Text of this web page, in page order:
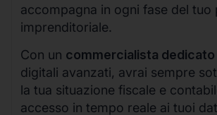
accompagna in ogni fase del tuo
imprenditoriale.
Con un commercialista dedicato
digitali avanzati, avrai sempre
la tua situazione fiscale e
accesso in tempo reale ai tuoi